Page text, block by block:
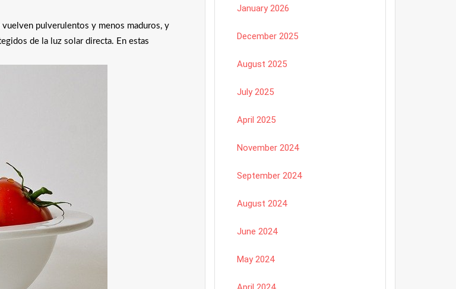
vuelven pulverulentos y menos maduros, y
de la luz solar directa. En estas
January 2026
December 2025
August 2025
July 2025
April 2025
November 2024
September 2024
August 2024
June 2024
May 2024